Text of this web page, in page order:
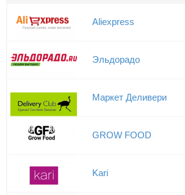
Aliexpress
Эльдорадо
Маркет Деливери
GROW FOOD
Kari